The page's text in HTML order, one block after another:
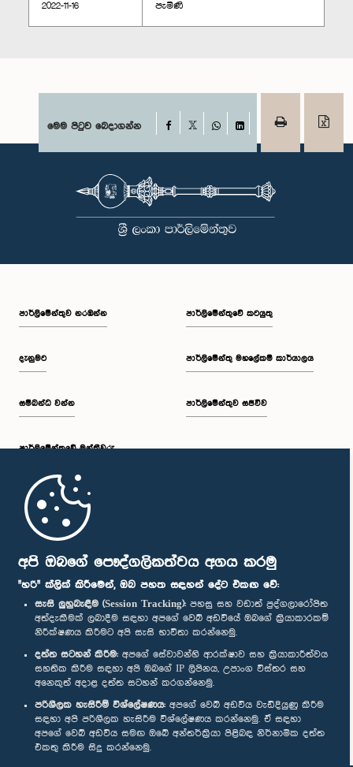
අපි ඔබගේ පෞද්ගලිකත්වය අගය කරමු
"හරි" ක්ලික් කිරීමෙන්, ඔබ පහත සඳහන් දේට එකඟ වේ:
සැසි ලුහුබැඳීම (Session Tracking): පහසු සහ වඩාත් පුද්ගලාරෝපිත
අත්දැකීමක් ලබාදීම සඳහා අපගේ වෙබ් අඩවියේ ඔබගේ ක්‍රියාකාරකම්
නිරීක්ෂණය කිරීමට අපි සැසි භාවිතා කරන්නෙමු.
දත්ත සටහන් කිරීම: අපගේ සේවාවන්හි ආරක්ෂාව සහ ක්‍රියාකාරීත්වය
සහතික කිරීම සඳහා අපි ඔබගේ IP ලිපිනය, උපාංග විස්තර සහ
අනෙකුත් අදාළ දත්ත සටහන් කරගන්නෙමු.
පරිශීලක හැසිරීම් විශ්ලේෂණය: අපගේ වෙබ් අඩවිය වැඩිදියුණු කිරීම
සඳහා අපි පරිශීලක හැසිරීම විශ්ලේෂණය කරන්නෙමු. ඒ සඳහා
අපගේ වෙබ් අඩවිය සමඟ ඔබේ අන්තර්ක්‍රියා පිළිබඳ නිර්නාමික දත්ත
එකතු කිරීම සිදු කරන්නෙමු.
2022-11-16 පැමිණි
මෙම පිටුව බෙදාගන්න Facebook
WhatsAppLinkedIn
පාර්ලි‌මේන්තුව නරඹන්න
දැනුමට
සම්බන්ධ වන්න
පාර්ලි‌මේන්තුවේ මන්ත්‍රීවරු
මුල් පිටුව
පාර්ලිමේන්තුවේ කටයුතු
පාර්ලිමේන්තු මහලේකම් කාර්යාලය
පාර්ලිමේන්තුව සජීවීව
පාර්ලිමේන්තු ජංගම යෙදුම
අප හා සම්බන්ධ වී සිටින්න :
සම්මාන
පෞද්ගලිකත්ව ප්‍රතිපත්තිය